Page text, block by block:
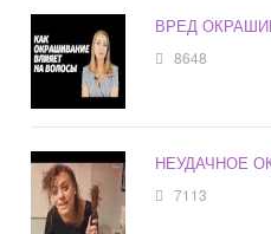
ВРЕД
8648
НЕУДАЧНОЕ
7113